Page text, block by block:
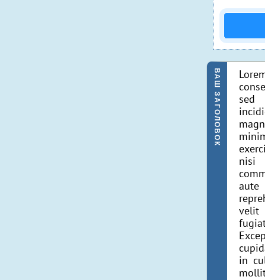
ВАШ ЗАГОЛОВОК
sed
velit
in